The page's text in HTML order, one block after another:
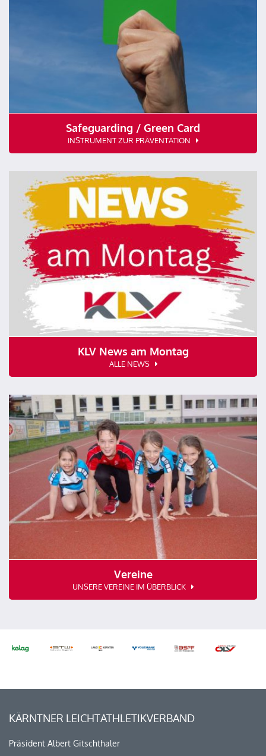
Safeguarding / Green Card
INSTRUMENT ZUR PRÄVENTATION
KLV News am Montag
ALLE NEWS
Vereine
UNSERE VEREINE IM ÜBERBLICK
KÄRNTNER LEICHTATHLETIKVERBAND
Präsident Albert Gitschthaler